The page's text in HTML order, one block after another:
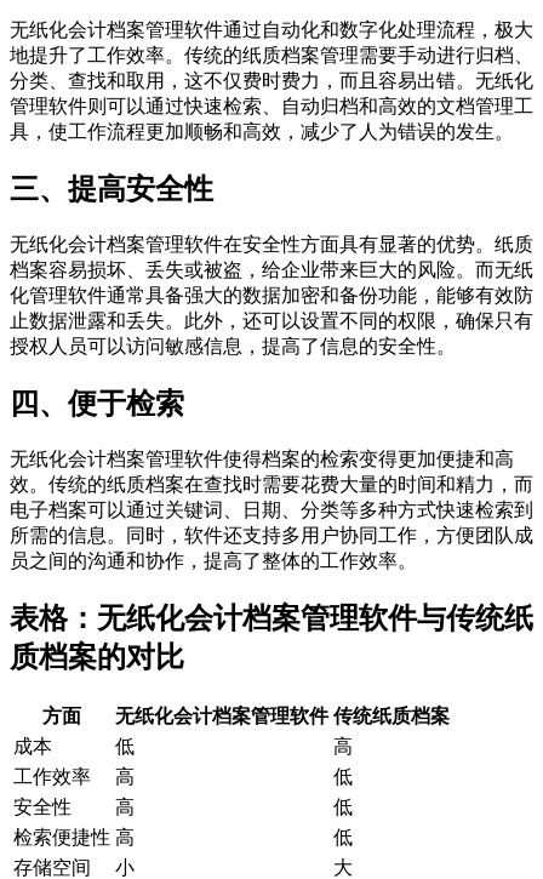
无纸化会计档案管理软件通过自动化和数字化处理流程，极大
地提升了工作效率。传统的纸质档案管理需要手动进行归档、
分类、查找和取用，这不仅费时费力，而且容易出错。无纸化
管理软件则可以通过快速检索、自动归档和高效的文档管理工
具，使工作流程更加顺畅和高效，减少了人为错误的发生。
三、提高安全性
无纸化会计档案管理软件在安全性方面具有显著的优势。纸质
档案容易损坏、丢失或被盗，给企业带来巨大的风险。而无纸
化管理软件通常具备强大的数据加密和备份功能，能够有效防
止数据泄露和丢失。此外，还可以设置不同的权限，确保只有
授权人员可以访问敏感信息，提高了信息的安全性。
四、便于检索
无纸化会计档案管理软件使得档案的检索变得更加便捷和高
效。传统的纸质档案在查找时需要花费大量的时间和精力，而
电子档案可以通过关键词、日期、分类等多种方式快速检索到
所需的信息。同时，软件还支持多用户协同工作，方便团队成
员之间的沟通和协作，提高了整体的工作效率。
表格：无纸化会计档案管理软件与传统纸
质档案的对比
方面 无纸化会计档案管理软件 传统纸质档案
成本
低
高
工作效率
高
低
安全性
高
低
检索便捷性 高
低
存储空间
小 大